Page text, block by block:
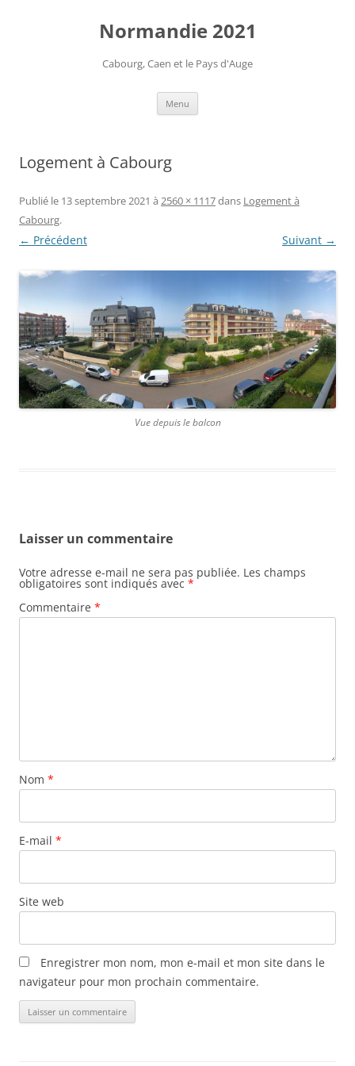
Normandie 2021
Cabourg, Caen et le Pays d'Auge
Menu
Logement à Cabourg
Publié le 13 septembre 2021 à 2560 × 1117dans Logement à
Cabourg.
← Précédent Suivant →
Vue depuis le balcon
Laisser un commentaire
Votre adresse e-mail ne sera pas publiée. Les champs
obligatoires sont indiqués avec *
Commentaire *
Nom *
E-mail *
Site web
Enregistrer mon nom, mon e-mail et mon site dans le
navigateur pour mon prochain commentaire.